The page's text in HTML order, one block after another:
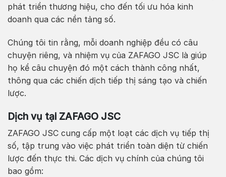
phát triển thương hiệu, cho đến tối ưu hóa kinh
doanh qua các nền tảng số.
Chúng tôi tin rằng, mỗi doanh nghiệp đều có câu
chuyện riêng, và nhiệm vụ của ZAFAGO JSC là giúp
họ kể câu chuyện đó một cách thành công nhất,
thông qua các chiến dịch tiếp thị sáng tạo và chiến
lược.
Dịch vụ tại ZAFAGO JSC
ZAFAGO JSC cung cấp một loạt các dịch vụ tiếp thị
số, tập trung vào việc phát triển toàn diện từ chiến
lược đến thực thi. Các dịch vụ chính của chúng tôi
bao gồm: